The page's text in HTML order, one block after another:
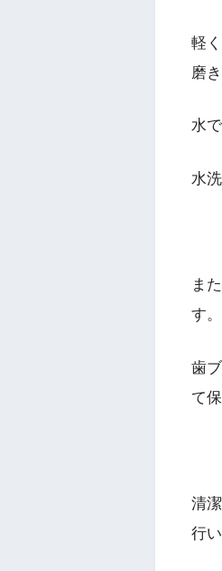
軽
磨
水
水
ま
す。
歯
て
清
行